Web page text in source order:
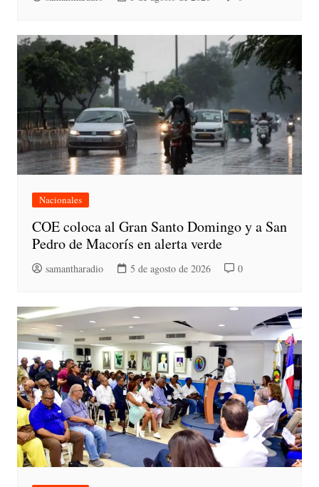
Nacionales
COE coloca al Gran Santo Domingo y a San
Pedro de Macorís en alerta verde
samantharadio 5 de agosto de 2026 0